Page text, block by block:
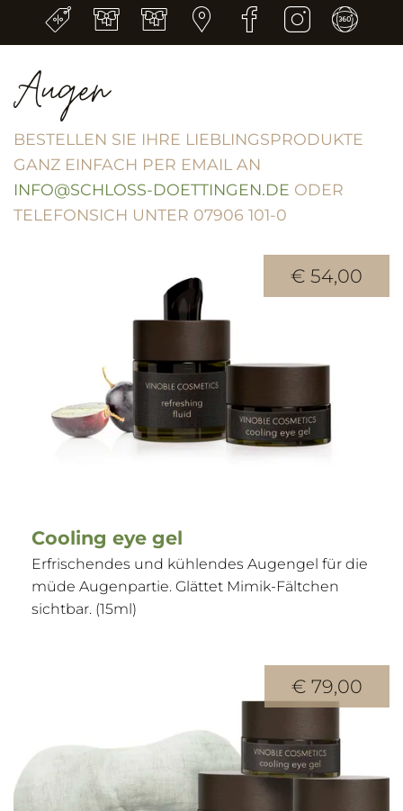
Augen
BESTELLEN SIE IHRE LIEBLINGSPRODUKTE
GANZ EINFACH PER EMAIL AN
INFO@SCHLOSS-DOETTINGEN.DE ODER
TELEFONSICH UNTER 07906 101-0
Cooling eye gel
Erfrischendes und kühlendes Augengel für die
müde Augenpartie. Glättet Mimik-Fältchen
sichtbar. (15ml)
€ 54,00
€ 79,00